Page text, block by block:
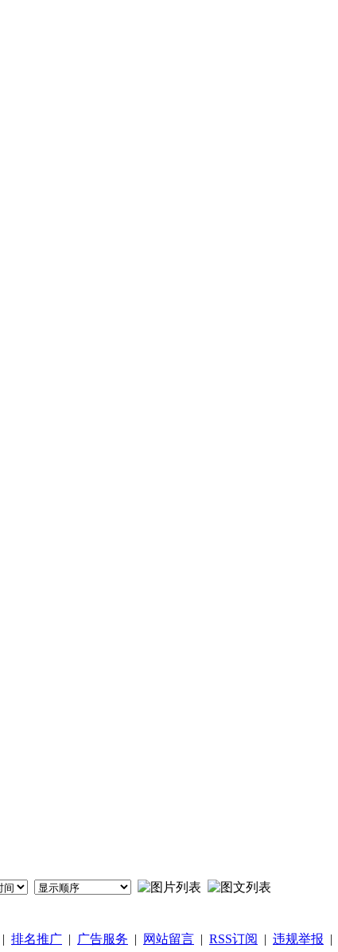
| 排名推广 | 广告服务 | 网站留言 | RSS订阅 | 违规举报 |